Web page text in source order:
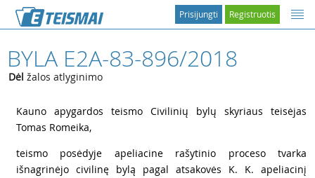
Registruotis
Prisijungti
BYLA E2A-83-896/2018
Dėl žalos atlyginimo
Kauno apygardos teismo Civilinių bylų skyriaus teisėjas
Tomas Romeika,
teismo posėdyje apeliacine rašytinio proceso tvarka
išnagrinėjo civilinę bylą pagal atsakovės K. K. apeliacinį